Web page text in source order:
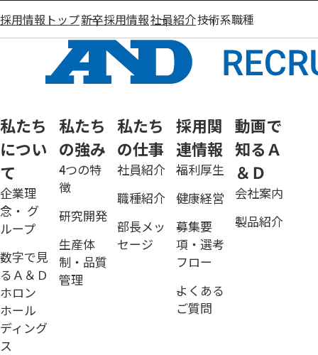
採用情報トップ新卒採用情報社員紹介技術系職種
私たち
につい
て
企業理
念・ グ
ループ
数字で見
るＡ＆Ｄ
ホロン
ホール
ディング
ス
私たち
の強み
4つの特
徴
研究開発
生産体
制・品質
管理
私たち
の仕事
社員紹介
職種紹介
部長メッ
セージ
採用関
連情報
福利厚生
健康経営
募集要
項・選考
フロー
よくある
ご質問
動画で
知るＡ
＆Ｄ
会社案内
製品紹介